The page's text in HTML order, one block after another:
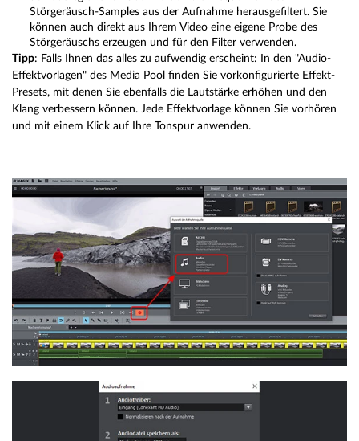
Störgeräusch-Samples aus der Aufnahme herausgefiltert. Sie
können auch direkt aus Ihrem Video eine eigene Probe des
Störgeräuschs erzeugen und für den Filter verwenden.
Tipp: Falls Ihnen das alles zu aufwendig erscheint: In den "Audio-
Effektvorlagen" des Media Pool finden Sie vorkonfigurierte Effekt-
Presets, mit denen Sie ebenfalls die Lautstärke erhöhen und den
Klang verbessern können. Jede Effektvorlage können Sie vorhören
und mit einem Klick auf Ihre Tonspur anwenden.